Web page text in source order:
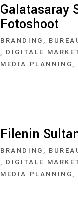
Galatasaray
Fotoshoot
BRANDING
DIGITALE
MEDIA PLANNING
Filenin
BRANDING
DIGITALE
MEDIA PLANNING